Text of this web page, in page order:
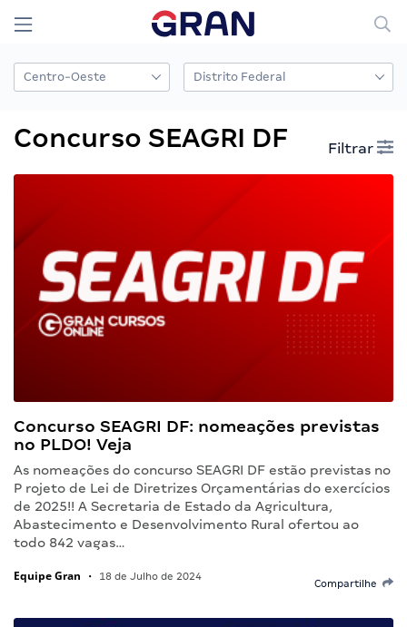
Concurso SEAGRI DF Filtrar
Concurso SEAGRI DF: nomeações previstas
no PLDO! Veja
As nomeações do concurso SEAGRI DF estão previstas no
P rojeto de Lei de Diretrizes Orçamentárias do exercícios
de 2025!! A Secretaria de Estado da Agricultura,
Abastecimento e Desenvolvimento Rural ofertou ao
todo 842 vagas…
Equipe Gran • 18 de Julho de 2024
Compartilhe